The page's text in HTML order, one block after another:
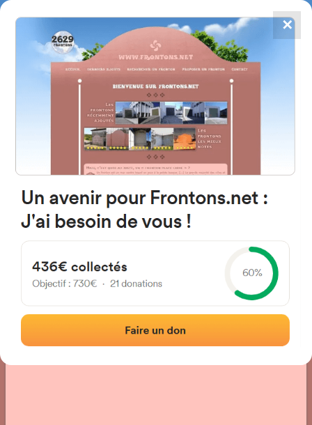
FRONTONS.NET
BUSCAR UN FRONTÓN
AÑADIR UN FRONTÓN
4784
frontones
48004 Bilbo, Bizkaia Espagne
Etorbidea Gaiarre Julian 100A España
Fotos Comentarios y reseñas
✕